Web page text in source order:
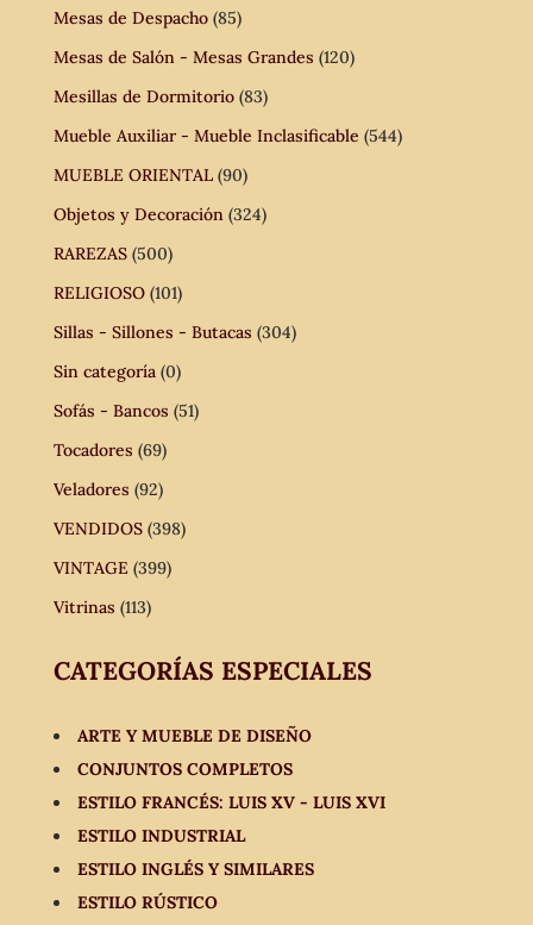
Mesas de Despacho (85)
Mesas de Salón - Mesas Grandes (120)
Mesillas de Dormitorio (83)
Mueble Auxiliar - Mueble Inclasificable (544)
MUEBLE ORIENTAL (90)
Objetos y Decoración (324)
RAREZAS (500)
RELIGIOSO (101)
Sillas - Sillones - Butacas (304)
Sin categoría (0)
Sofás - Bancos (51)
Tocadores (69)
Veladores (92)
VENDIDOS (398)
VINTAGE (399)
Vitrinas (113)
CATEGORÍAS ESPECIALES
ARTE Y MUEBLE DE DISEÑO
CONJUNTOS COMPLETOS
ESTILO FRANCÉS: LUIS XV - LUIS XVI
ESTILO INDUSTRIAL
ESTILO INGLÉS Y SIMILARES
ESTILO RÚSTICO